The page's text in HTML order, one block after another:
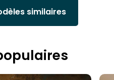
similaires